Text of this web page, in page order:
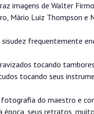
imagens de Walter
Mário Luiz Thompson e
frequentemente
tocando
tocando seus
fotografia do maestro e
época, seus retratos,